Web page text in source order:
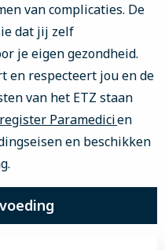
van complicaties. De
dat jij zelf
je eigen gezondheid.
en respecteert jou en de
van het ETZ staan
Paramedicien
en beschikken